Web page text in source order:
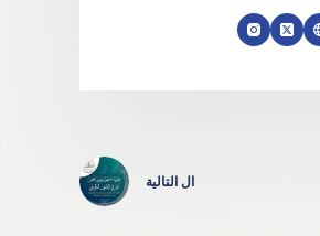
ال التالية